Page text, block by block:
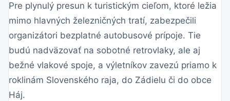
Pre plynulý presun k turistickým cieľom, ktoré ležia
mimo hlavných železničných tratí, zabezpečili
organizátori bezplatné autobusové prípoje. Tie
budú nadväzovať na sobotné retrovlaky, ale aj
bežné vlakové spoje, a výletníkov zavezú priamo k
roklinám Slovenského raja, do Zádielu či do obce
Háj.